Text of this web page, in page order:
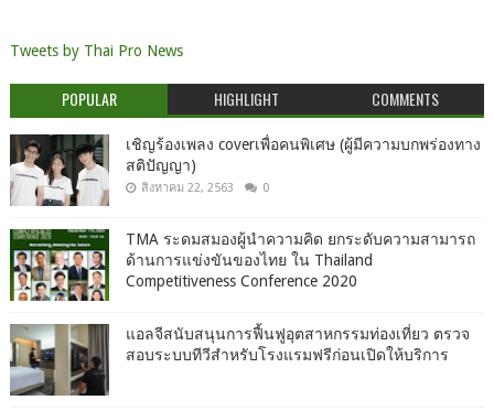
Tweets by Thai Pro News
POPULAR HIGHLIGHT COMMENTS
เชิญร้องเพลง coverเพื่อคนพิเศษ (ผู้มีความบกพร่องทาง
สติปัญญา)
สิงหาคม 22, 2563 0
TMA ระดมสมองผู้นำความคิด ยกระดับความสามารถ
ด้านการแข่งขันของไทย ใน Thailand
Competitiveness Conference 2020
แอลจีสนับสนุนการฟื้นฟูอุตสาหกรรมท่องเที่ยว ตรวจ
สอบระบบทีวีสำหรับโรงแรมฟรีก่อนเปิดให้บริการ